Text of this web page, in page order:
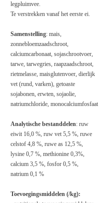
legpluimvee.
Te verstrekken vanaf het eerste ei.
Samenstelling: mais,
zonnebloemzaadschroot,
calciumcarbonaat, sojaschrootvoer,
tarwe, tarwegries, raapzaadschroot,
rietmelasse, maisglutenvoer, dierlijk
vet (rund, varken), getoaste
sojabonen, erwten, sojaolie,
natriumchloride, monocalciumfosfaat
Analytische bestanddelen: ruw
eiwit 16,0 %, ruw vet 5,5 %, ruwe
celstof 4,8 %, ruwe as 12,5 %,
lysine 0,7 %, methionine 0,3%,
calcium 3,5 %, fosfor 0,5 %,
natrium 0,1 %
Toevoegingsmiddelen (/kg):